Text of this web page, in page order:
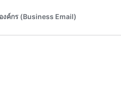
งค์กร (Business Email)